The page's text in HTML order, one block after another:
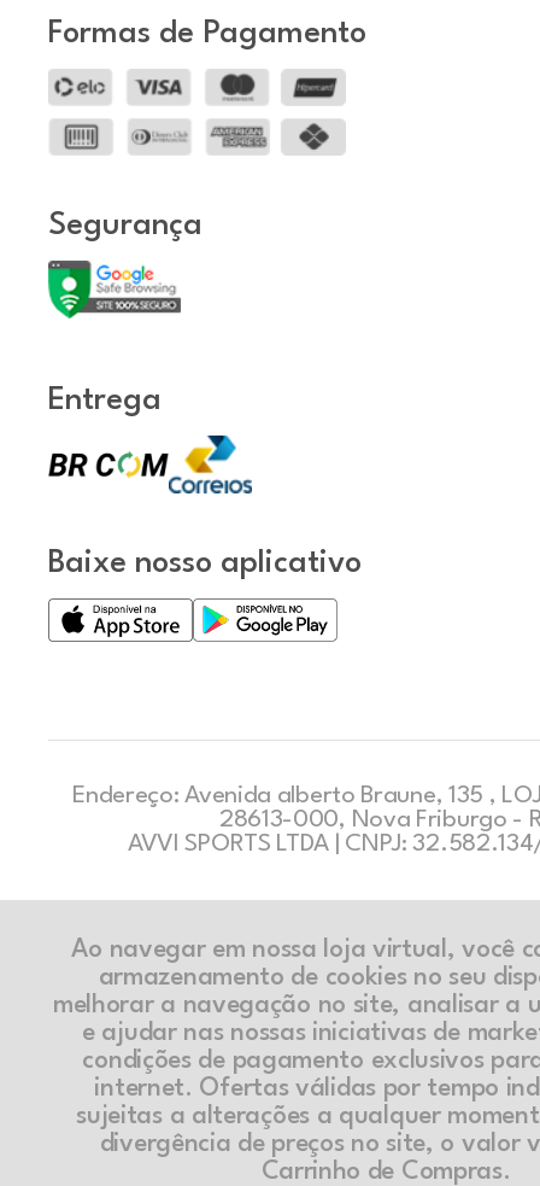
Formas de Pagamento
Segurança
Entrega
Baixe nosso aplicativo
Endereço: Avenida alberto Braune, 135 ,
28613-000, Nova Friburgo -
AVVI SPORTS LTDA | CNPJ:
Ao navegar em nossa loja virtual, você
armazenamento de cookies no seu
melhorar a navegação no site, analisar a
e ajudar nas nossas iniciativas de
condições de pagamento exclusivos
internet. Ofertas válidas por tempo
sujeitas a alterações a qualquer
divergência de preços no site, o valor
Carrinho de Compras.